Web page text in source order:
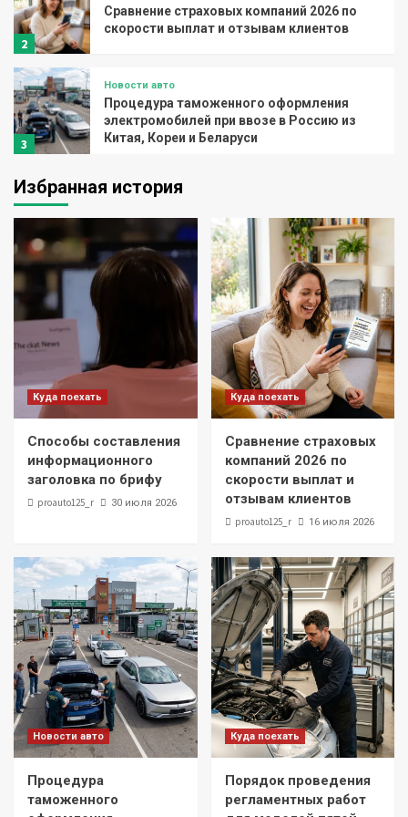
2
Сравнение страховых компаний 2026 по
скорости выплат и отзывам клиентов
3
Новости авто
Процедура таможенного оформления
электромобилей при ввозе в Россию из
Китая, Кореи и Беларуси
4
Куда поехать
работ для моделей пятой серии
5
Соответствие ГОСТ плит ОБМ-ПМ из
базальтовой ваты
Способы составления информационного
скорости выплат и отзывам клиентов
3
Новости авто
Процедура таможенного оформления
электромобилей при ввозе в Россию из
Китая, Кореи и Беларуси
4
Куда поехать
Порядок проведения регламентных
работ для моделей пятой серии
Новости авто
Соответствие ГОСТ плит ОБМ-ПМ из
Избранная история
Куда поехать
Способы составления
информационного
заголовка по брифу
proauto125_r 30 июля 2026
Куда поехать
Сравнение страховых
компаний 2026 по
скорости выплат и
отзывам клиентов
proauto125_r 16 июля 2026
Новости авто
Процедура
таможенного
Куда поехать
Порядок проведения
регламентных работ